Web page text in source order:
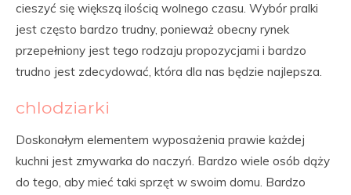
cieszyć się większą ilością wolnego czasu. Wybór pralki
jest często bardzo trudny, ponieważ obecny rynek
przepełniony jest tego rodzaju propozycjami i bardzo
trudno jest zdecydować, która dla nas będzie najlepsza.
chlodziarki
Doskonałym elementem wyposażenia prawie każdej
kuchni jest zmywarka do naczyń. Bardzo wiele osób dąży
do tego, aby mieć taki sprzęt w swoim domu. Bardzo